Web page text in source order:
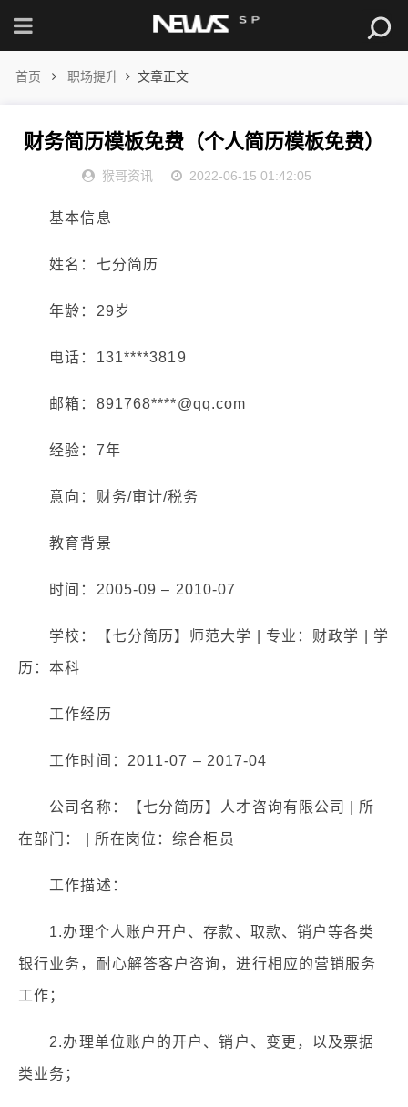
首页 职场提升 文章正文
财务简历模板免费（个人简历模板免费）
猴哥资讯 2022-06-15 01:42:05
基本信息
姓名：七分简历
年龄：29岁
电话：131****3819
邮箱：891768****@qq.com
经验：7年
意向：财务/审计/税务
教育背景
时间：2005-09 – 2010-07
学校：【七分简历】师范大学 | 专业：财政学 | 学
历：本科
工作经历
工作时间：2011-07 – 2017-04
公司名称：【七分简历】人才咨询有限公司 | 所
在部门： | 所在岗位：综合柜员
工作描述：
1.办理个人账户开户、存款、取款、销户等各类
银行业务，耐心解答客户咨询，进行相应的营销服务
工作；
2.办理单位账户的开户、销户、变更，以及票据
类业务；